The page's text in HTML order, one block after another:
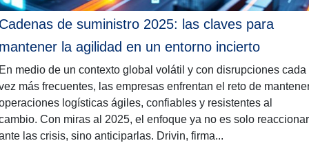
de suministro 2025: las claves para
la agilidad en un entorno incierto
medio de un contexto global volátil y con disrupciones cada
más frecuentes, las empresas enfrentan el reto de
logísticas ágiles, confiables y resistentes al
Con miras al 2025, el enfoque ya no es solo reaccionar
las crisis, sino anticiparlas. Drivin, firma...